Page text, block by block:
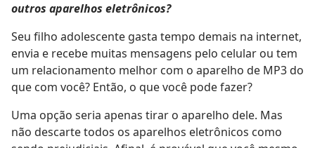
outros aparelhos eletrônicos?
Seu filho adolescente gasta tempo demais na internet,
envia e recebe muitas mensagens pelo celular ou tem
um relacionamento melhor com o aparelho de MP3 do
que com você? Então, o que você pode fazer?
Uma opção seria apenas tirar o aparelho dele. Mas
não descarte todos os aparelhos eletrônicos como